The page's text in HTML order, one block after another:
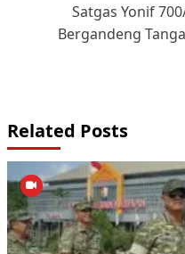
Satgas Yonif
Bergandeng
Related Posts